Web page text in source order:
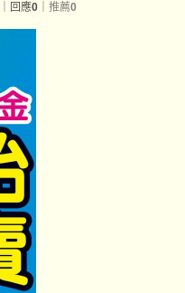
｜回應0 推薦0